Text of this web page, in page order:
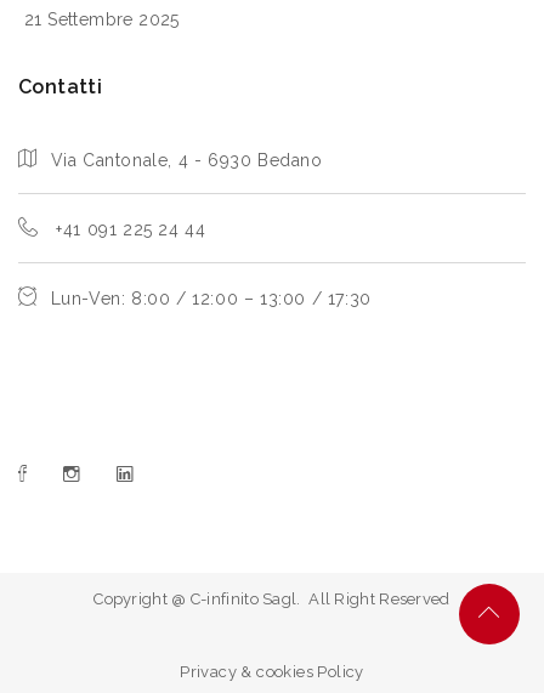
21 Settembre 2025
Contatti
Via Cantonale, 4 - 6930 Bedano
+41 091 225 24 44
Lun-Ven: 8:00 / 12:00 – 13:00 / 17:30
Copyright @ C-infinito Sagl. All Right Reserved
Privacy & cookies Policy